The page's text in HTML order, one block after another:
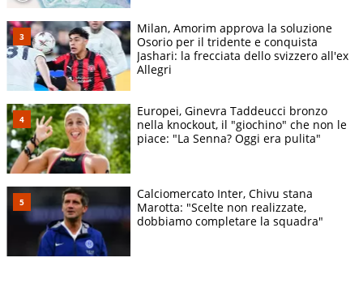
Milan, Amorim approva la soluzione
Osorio per il tridente e conquista
Jashari: la frecciata dello svizzero all'ex
Allegri
Europei, Ginevra Taddeucci bronzo
nella knockout, il "giochino" che non le
piace: "La Senna? Oggi era pulita"
Calciomercato Inter, Chivu stana
Marotta: "Scelte non realizzate,
dobbiamo completare la squadra"